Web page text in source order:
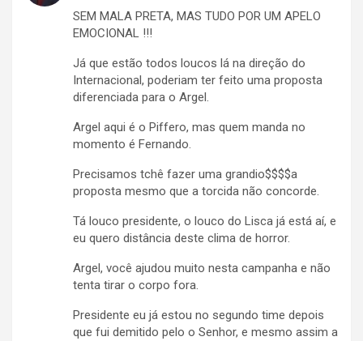
SEM MALA PRETA, MAS TUDO POR UM APELO
EMOCIONAL !!!
Já que estão todos loucos lá na direção do
Internacional, poderiam ter feito uma proposta
diferenciada para o Argel.
Argel aqui é o Piffero, mas quem manda no
momento é Fernando.
Precisamos tchê fazer uma grandio$$$$a
proposta mesmo que a torcida não concorde.
Tá louco presidente, o louco do Lisca já está aí, e
eu quero distância deste clima de horror.
Argel, você ajudou muito nesta campanha e não
tenta tirar o corpo fora.
Presidente eu já estou no segundo time depois
que fui demitido pelo o Senhor, e mesmo assim a